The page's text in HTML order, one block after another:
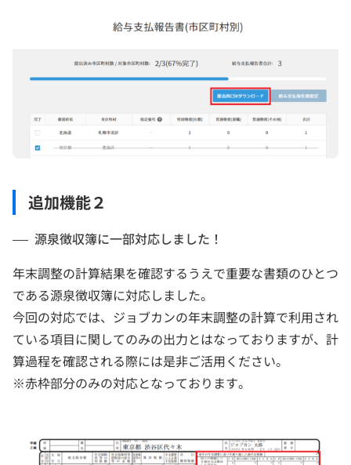
追加機能２
源泉徴収簿に一部対応しました！
年末調整の計算結果を確認するうえで重要な書類のひとつ
である源泉徴収簿に対応しました。
今回の対応では、ジョブカンの年末調整の計算で利用され
ている項目に関してのみの出力とはなっておりますが、計
算過程を確認される際には是非ご活用ください。
※赤枠部分のみの対応となっております。